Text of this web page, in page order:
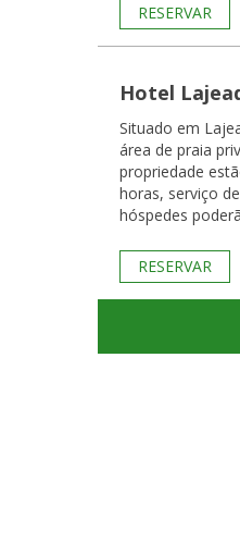
RESERVAR
Hotel
Situado em
área de praia
propriedade
horas, serviço
hóspedes
RESERVAR